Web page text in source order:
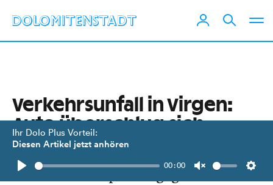
Ihr Dolo Plus Vorteil:
Diesen Artikel jetzt anhören
Play
00:00
Unmute
Verkehrsunfall in Virgen:
Auto überschlug sich
Junge Lenkerin kam in Virgen
Straße ab und prallte gegen Felsen.